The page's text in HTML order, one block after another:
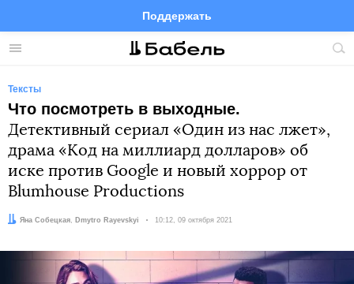
Меню
Поддержать
FacebookTelegramTwitter
Тексты
Что посмотреть в выходные.
Детективный сериал «Один из нас лжет»,
драма «Код на миллиард долларов» об
иске против Google и новый хоррор от
Blumhouse Productions
Автор:
Яна Собецкая
Редактор: Dmytro Rayevskyi Дата:
10:12, 09 октября 2021